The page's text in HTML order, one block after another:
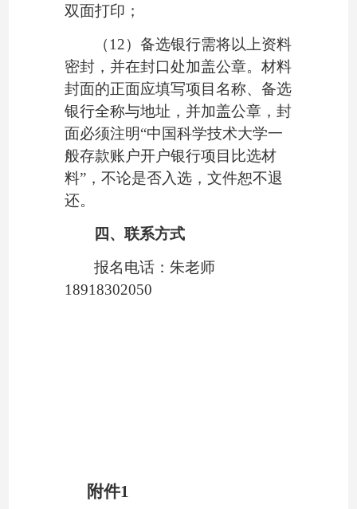
双面打印；
（12）备选银行需将以上资料
密封，并在封口处加盖公章。材料
封面的正面应填写项目名称、备选
银行全称与地址，并加盖公章，封
面必须注明“中国科学技术大学一
般存款账户开户银行项目比选材
料”，不论是否入选，文件恕不退
还。
四、联系方式
报名电话：朱老师
18918302050
附件1